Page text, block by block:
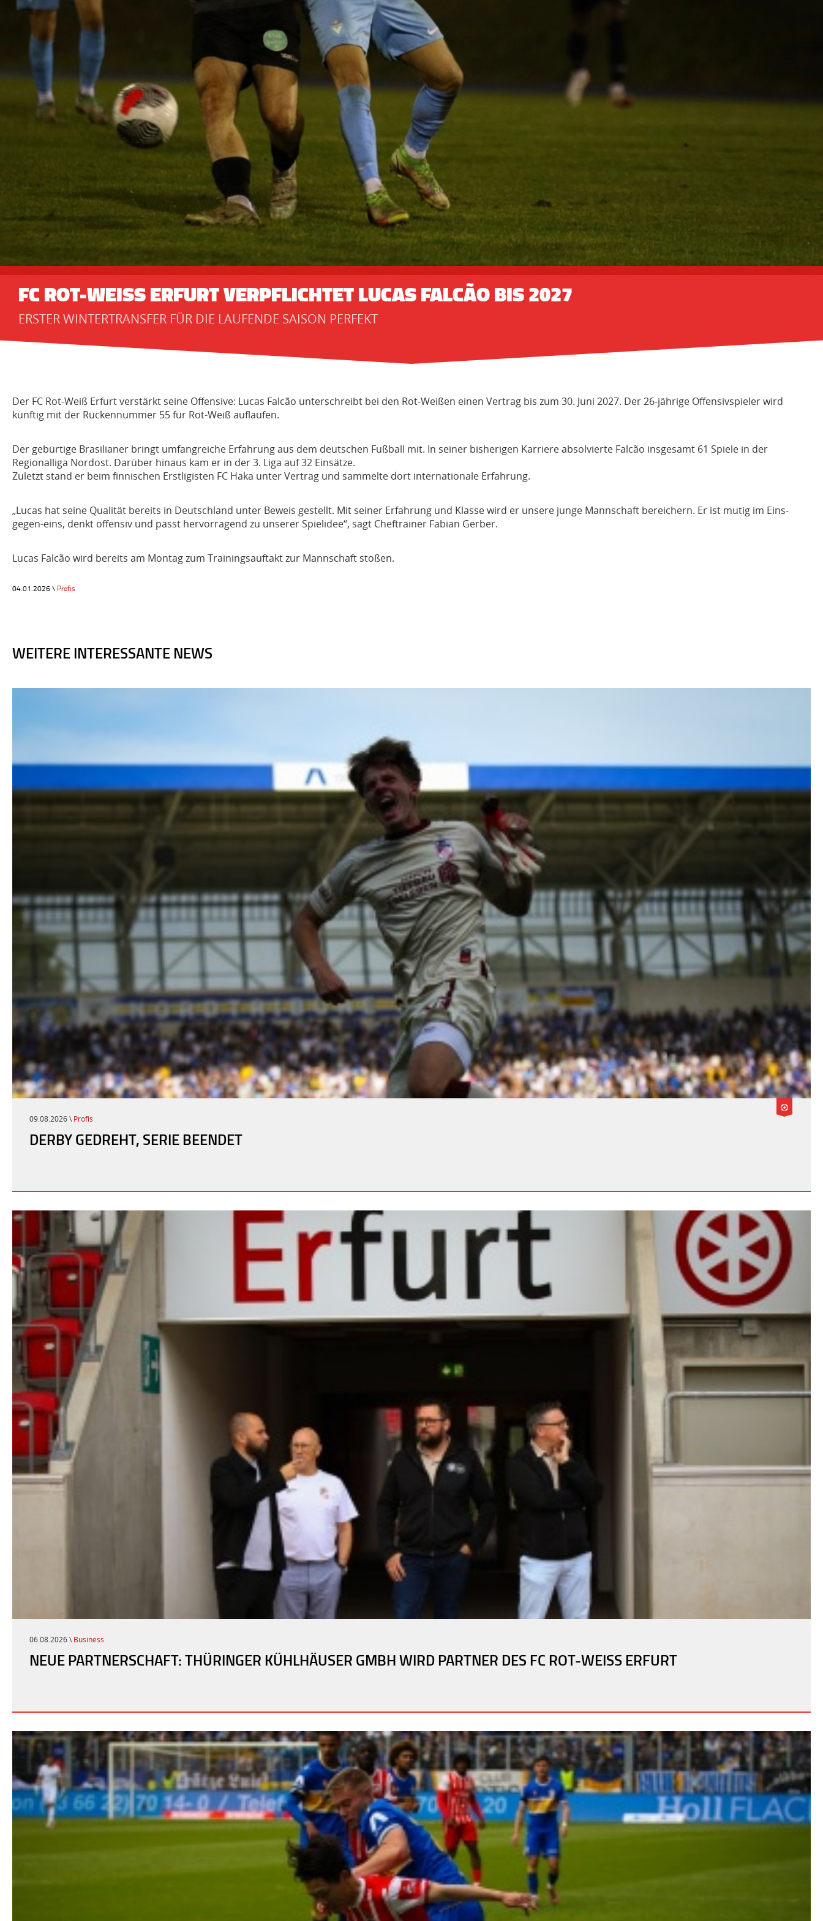
FC ROT-WEISS ERFURT VERPFLICHTET LUCAS FALCÃO BIS 2027
ERSTER WINTERTRANSFER FÜR DIE LAUFENDE SAISON PERFEKT
Der FC Rot-Weiß Erfurt verstärkt seine Offensive: Lucas Falcão unterschreibt bei den Rot-Weißen einen Vertrag bis zum 30. Juni 2027. Der 26-jährige Offensivspieler wird
künftig mit der Rückennummer 55 für Rot-Weiß auflaufen.
Der gebürtige Brasilianer bringt umfangreiche Erfahrung aus dem deutschen Fußball mit. In seiner bisherigen Karriere absolvierte Falcão insgesamt 61 Spiele in der
Regionalliga Nordost. Darüber hinaus kam er in der 3. Liga auf 32 Einsätze.
Zuletzt stand er beim finnischen Erstligisten FC Haka unter Vertrag und sammelte dort internationale Erfahrung.
„Lucas hat seine Qualität bereits in Deutschland unter Beweis gestellt. Mit seiner Erfahrung und Klasse wird er unsere junge Mannschaft bereichern. Er ist mutig im Eins-
gegen-eins, denkt offensiv und passt hervorragend zu unserer Spielidee“, sagt Cheftrainer Fabian Gerber.
Lucas Falcão wird bereits am Montag zum Trainingsauftakt zur Mannschaft stoßen.
04.01.2026 \ Profis
WEITERE INTERESSANTE NEWS
09.08.2026 \ Profis
​DERBY GEDREHT, SERIE BEENDET
06.08.2026 \ Business
NEUE PARTNERSCHAFT: THÜRINGER KÜHLHÄUSER GMBH WIRD PARTNER DES FC ROT-WEISS ERFURT